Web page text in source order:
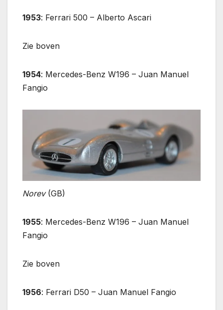
1953: Ferrari 500 – Alberto Ascari
Zie boven
1954: Mercedes-Benz W196 – Juan Manuel
Fangio
Norev(GB)
1955: Mercedes-Benz W196 – Juan Manuel
Fangio
Zie boven
1956: Ferrari D50 – Juan Manuel Fangio